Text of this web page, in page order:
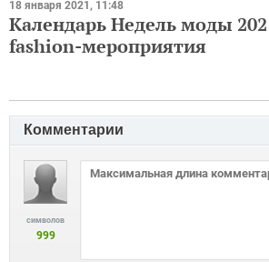
18 января 2021, 11:48
Календарь Недель моды
fashion-мероприятия
Комментарии
символов
999